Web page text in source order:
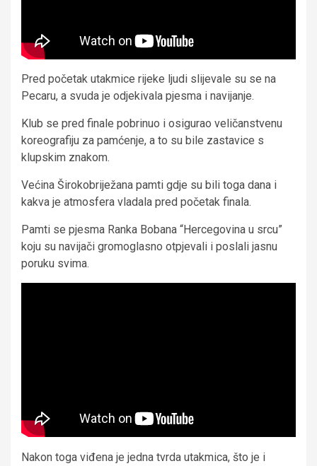
Pred početak utakmice rijeke ljudi slijevale su se na
Pecaru, a svuda je odjekivala pjesma i navijanje.
Klub se pred finale pobrinuo i osigurao veličanstvenu
koreografiju za pamćenje, a to su bile zastavice s
klupskim znakom.
Većina Širokobriježana pamti gdje su bili toga dana i
kakva je atmosfera vladala pred početak finala.
Pamti se pjesma Ranka Bobana “Hercegovina u srcu”
koju su navijači gromoglasno otpjevali i poslali jasnu
poruku svima.
Nakon toga viđena je jedna tvrda utakmica, što je i